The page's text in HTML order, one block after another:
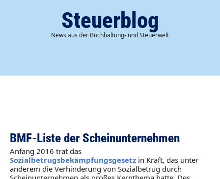
Steuerblog
News aus der Buchhaltung- und Steuerwelt
BMF-Liste der Scheinunternehmen
Anfang 2016 trat das
Sozialbetrugsbekämpfungsgesetz in Kraft, das unter
anderem die Verhinderung von Sozialbetrug durch